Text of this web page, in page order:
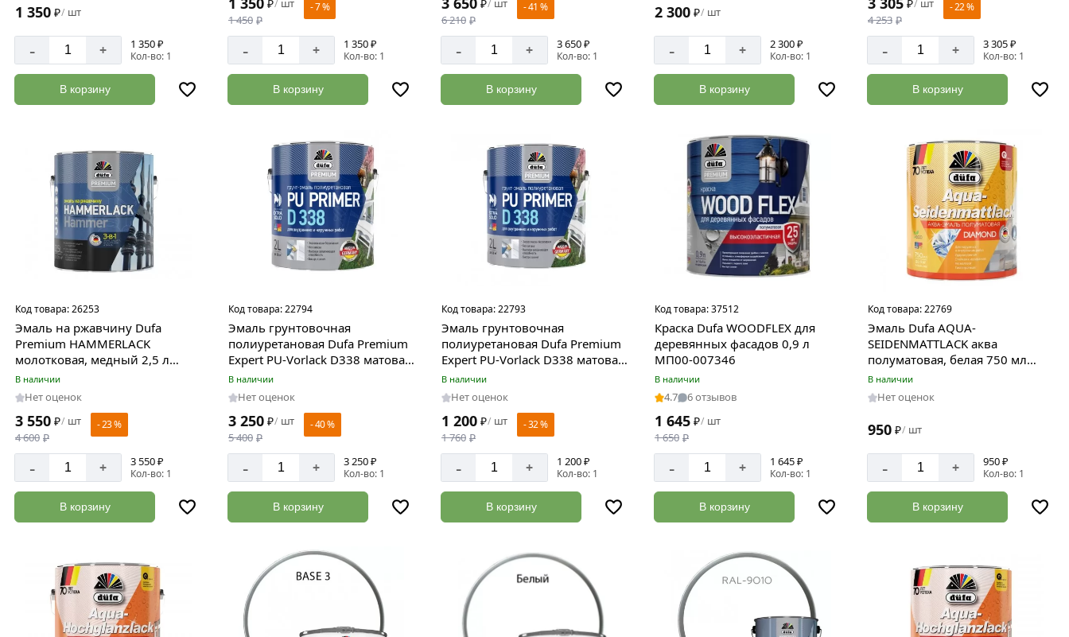
1 350 ₽/ шт
- + 1 350 ₽
Кол-во: 1
В корзину
₽/ шт
1 450 ₽
- 7 %
- + 1 350 ₽
Кол-во: 1
В корзину
₽/ шт
6 210 ₽
- 41 %
- + 3 650 ₽
Кол-во: 1
В корзину
2 300 ₽/ шт
- + 2 300 ₽
Кол-во: 1
В корзину
₽/ шт
4 253 ₽
- 22 %
- + 3 305 ₽
Кол-во: 1
В корзину
Код товара:26253
Эмаль на ржавчину Dufa
Premium HAMMERLACK
молотковая, медный 2,5 л
МП000014624
В наличии
Нет оценок
3 550 ₽/ шт
4 600 ₽
- 23 %
- + 3 550 ₽
Кол-во: 1
В корзину
Код товара:22794
Эмаль грунтовочная
полиуретановая Dufa Premium
Expert PU-Vorlack D338 матовая
2 л
В наличии
Нет оценок
3 250 ₽/ шт
5 400 ₽
- 40 %
- + 3 250 ₽
Кол-во: 1
В корзину
Код товара:22793
Эмаль грунтовочная
полиуретановая Dufa Premium
Expert PU-Vorlack D338 матовая
0,5 л
В наличии
Нет оценок
1 200 ₽/ шт
1 760 ₽
- 32 %
- + 1 200 ₽
Кол-во: 1
В корзину
Код товара:37512
Краска Dufa WOODFLEX для
деревянных фасадов 0,9 л
МП00-007346
В наличии
4.7 6 отзывов
1 645 ₽/ шт
1 650 ₽
- + 1 645 ₽
Кол-во: 1
В корзину
Код товара:22769
Эмаль Dufa AQUA-
SEIDENMATTLACK аква
полуматовая, белая 750 мл
Н0000003470
В наличии
Нет оценок
950 ₽/ шт
- + 950 ₽
Кол-во: 1
В корзину